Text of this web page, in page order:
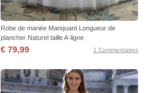
Robe de mariée Manquant Longueur de
plancher Naturel taille A-ligne
€ 79,99 1 Commentaires